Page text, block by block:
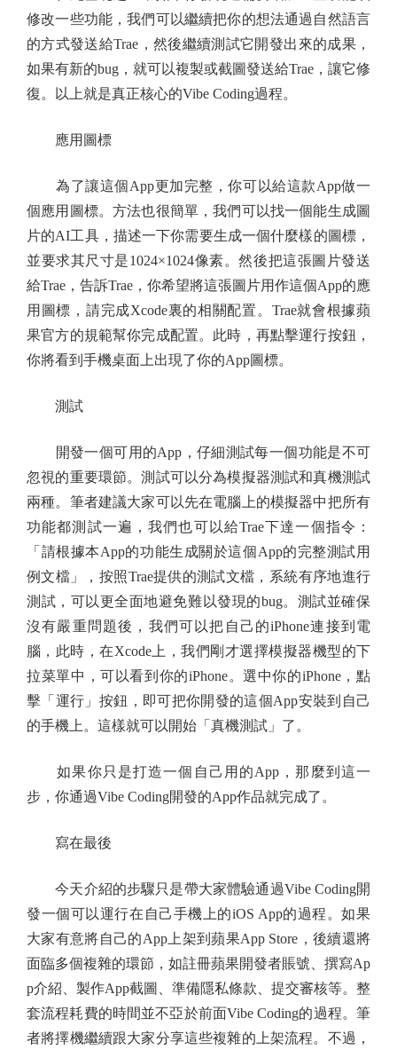
修改一些功能，我們可以繼續把你的想法通過自然語言
的方式發送給Trae，然後繼續測試它開發出來的成果，
如果有新的bug，就可以複製或截圖發送給Trae，讓它修
復。以上就是真正核心的Vibe Coding過程。
應用圖標
為了讓這個App更加完整，你可以給這款App做一
個應用圖標。方法也很簡單，我們可以找一個能生成圖
片的AI工具，描述一下你需要生成一個什麼樣的圖標，
並要求其尺寸是1024×1024像素。然後把這張圖片發送
給Trae，告訴Trae，你希望將這張圖片用作這個App的應
用圖標，請完成Xcode裏的相關配置。Trae就會根據蘋
果官方的規範幫你完成配置。此時，再點擊運行按鈕，
你將看到手機桌面上出現了你的App圖標。
測試
開發一個可用的App，仔細測試每一個功能是不可
忽視的重要環節。測試可以分為模擬器測試和真機測試
兩種。筆者建議大家可以先在電腦上的模擬器中把所有
功能都測試一遍，我們也可以給Trae下達一個指令：
「請根據本App的功能生成關於這個App的完整測試用
例文檔」，按照Trae提供的測試文檔，系統有序地進行
測試，可以更全面地避免難以發現的bug。測試並確保
沒有嚴重問題後，我們可以把自己的iPhone連接到電
腦，此時，在Xcode上，我們剛才選擇模擬器機型的下
拉菜單中，可以看到你的iPhone。選中你的iPhone，點
擊「運行」按鈕，即可把你開發的這個App安裝到自己
的手機上。這樣就可以開始「真機測試」了。
如果你只是打造一個自己用的App，那麼到這一
步，你通過Vibe Coding開發的App作品就完成了。
寫在最後
今天介紹的步驟只是帶大家體驗通過Vibe Coding開
發一個可以運行在自己手機上的iOS App的過程。如果
大家有意將自己的App上架到蘋果App Store，後續還將
面臨多個複雜的環節，如註冊蘋果開發者賬號、撰寫Ap
p介紹、製作App截圖、準備隱私條款、提交審核等。整
套流程耗費的時間並不亞於前面Vibe Coding的過程。筆
者將擇機繼續跟大家分享這些複雜的上架流程。不過，